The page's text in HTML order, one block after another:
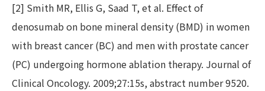
[2] Smith MR, Ellis G, Saad T, et al. Effect of
denosumab on bone mineral density (BMD) in women
with breast cancer (BC) and men with prostate cancer
(PC) undergoing hormone ablation therapy. Journal of
Clinical Oncology. 2009;27:15s, abstract number 9520.